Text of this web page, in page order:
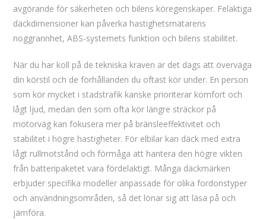
avgörande för säkerheten och bilens köregenskaper. Felaktiga
däckdimensioner kan påverka hastighetsmätarens
noggrannhet, ABS-systemets funktion och bilens stabilitet.
När du har koll på de tekniska kraven är det dags att överväga
din körstil och de förhållanden du oftast kör under. En person
som kör mycket i stadstrafik kanske prioriterar komfort och
lågt ljud, medan den som ofta kör längre sträckor på
motorväg kan fokusera mer på bränsleeffektivitet och
stabilitet i högre hastigheter. För elbilar kan däck med extra
lågt rullmotstånd och förmåga att hantera den högre vikten
från batteripaketet vara fördelaktigt. Många däckmärken
erbjuder specifika modeller anpassade för olika fordonstyper
och användningsområden, så det lönar sig att läsa på och
jämföra.